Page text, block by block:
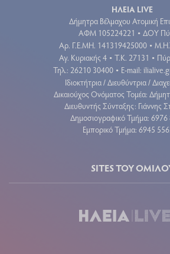
ΗΛΕΙΑ LIVE
Δήμητρα Βέλμαχου Ατομική
ΑΦΜ 105224221 • ΔΟΥ
Aρ. Γ.Ε.ΜΗ. 141319425000 •
Αγ. Κυριακής 4 • Τ.Κ. 27131 •
Τηλ.: 26210 30400 • E-mail:
Ιδιοκτήτρια / Διευθύντρια /
Δικαιούχος Ονόματος Τομέα:
Διευθυντής Σύνταξης: Γιάννης
Δημοσιογραφικό Τμήμα:
Εμπορικό Τμήμα: 6945
SITES ΤΟΥ